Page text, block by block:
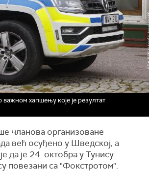
хапшењу које је резултат
чланова организоване
већ осуђено у Шведској, а
да је 24. октобра у Тунису
повезани са "Фокстротом".